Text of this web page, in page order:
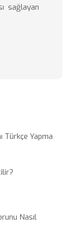
sağlayan
Türkçe Yapma
Nasıl